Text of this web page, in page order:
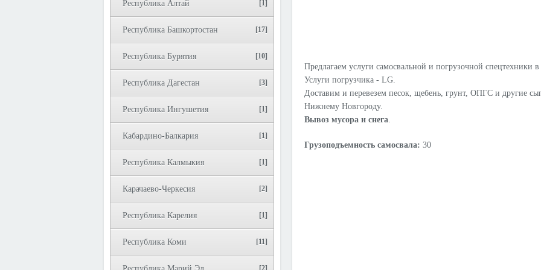
Республика Алтай [1]
Республика Башкортостан [17]
Республика Бурятия [10]
Республика Дагестан [3]
Республика Ингушетия [1]
Кабардино-Балкария [1]
Республика Калмыкия [1]
Карачаево-Черкесия [2]
Республика Карелия [1]
Республика Коми [11]
[2]
Предлагаем услуги самосвальной и погрузочной спецтехники
Услуги погрузчика - LG.
Доставим и перевезем песок, щебень, грунт, ОПГС и другие
Нижнему Новгороду.
Вывоз мусора и снега.
Грузоподъемность самосвала: 30